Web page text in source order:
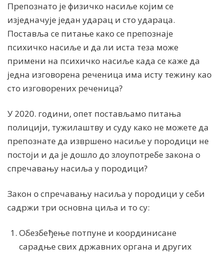
Препознато је физичко насиље којим се
изједначује један ударац и сто удараца.
Поставља се питање како се препознаје
психичко насиље и да ли иста теза може
примени на психичко насиље када се каже да
једна изговорена реченица има исту тежину као
сто изговорених реченица?
У 2020. години, опет постављамо питања
полицији, тужилаштву и суду како не можете да
препознате да извршено насиље у породици не
постоји и да је дошло до злоупотребе закона о
спречавању насиља у породици?
Закон о спречавању насиља у породици у себи
садржи три основна циља и то су:
Обезбеђење потпуне и координисане
сарадње свих државних органа и других